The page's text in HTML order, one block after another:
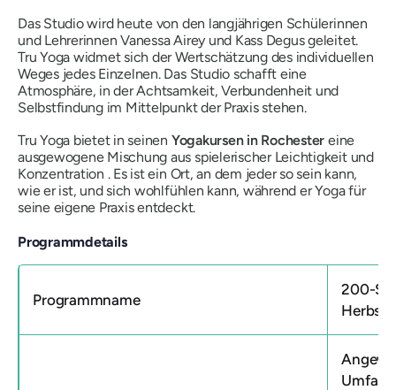
Das Studio wird heute von den langjährigen Schülerinnen
und Lehrerinnen Vanessa Airey und Kass Degus geleitet.
Tru Yoga widmet sich der Wertschätzung des individuellen
Weges jedes Einzelnen. Das Studio schafft eine
Atmosphäre, in der Achtsamkeit, Verbundenheit und
Selbstfindung im Mittelpunkt der Praxis stehen.
Tru Yoga bietet in seinen Yogakursen in Rochester eine
ausgewogene Mischung aus spielerischer Leichtigkeit und
Konzentration . Es ist ein Ort, an dem jeder so sein kann,
wie er ist, und sich wohlfühlen kann, während er Yoga für
seine eigene Praxis entdeckt.
Programmdetails
Programmname
200-
Herbst